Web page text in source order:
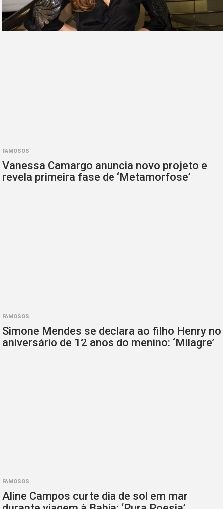
FAMOSOS
Vanessa Camargo anuncia novo projeto e
revela primeira fase de ‘Metamorfose’
FAMOSOS
Simone Mendes se declara ao filho Henry no
aniversário de 12 anos do menino: ‘Milagre’
FAMOSOS
Aline Campos curte dia de sol em mar